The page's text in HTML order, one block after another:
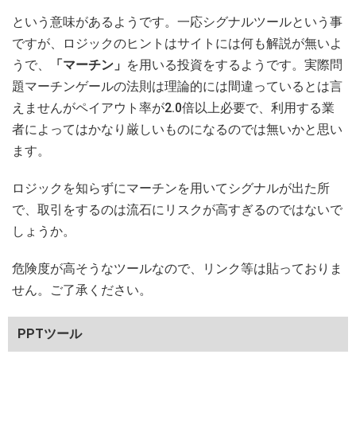
という意味があるようです。一応シグナルツールという事
ですが、ロジックのヒントはサイトには何も解説が無いよ
うで、
「マーチン」 を用いる投資をするようです。実際問
題マーチンゲールの法則は理論的には間違っているとは言
えませんがペイアウト率が2.0倍以上必要で、利用する業
者によってはかなり厳しいものになるのでは無いかと思い
ます。
ロジックを知らずにマーチンを用いてシグナルが出た所
で、取引をするのは流石にリスクが高すぎるのではないで
しょうか。
危険度が高そうなツールなので、リンク等は貼っておりま
せん。ご了承ください。
PPTツール